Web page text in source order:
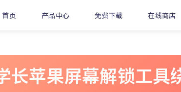
首页 产品中心 免费下载 在线商店
长苹果屏幕解锁工具